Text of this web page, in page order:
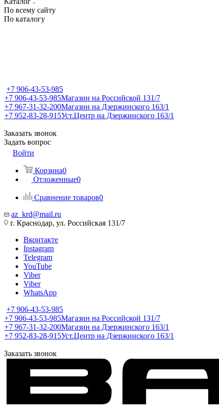
По всему сайту
По каталогу
+7 906-43-53-985
+7 906-43-53-985Магазин на Российской 131/7
+7 967-31-32-200Магазин на Дзержинского 163/1
+7 952-83-28-915Уст.Центр на Дзержинского 163/1
Заказать звонок
Задать вопрос
Войти
Корзина0
Отложенные0
Сравнение товаров0
az_krd@mail.ru
г. Краснодар, ул. Российская 131/7
Вконтакте
Instagram
Telegram
YouTube
Viber
Viber
WhatsApp
+7 906-43-53-985
+7 906-43-53-985Магазин на Российской 131/7
+7 967-31-32-200Магазин на Дзержинского 163/1
+7 952-83-28-915Уст.Центр на Дзержинского 163/1
Заказать звонок